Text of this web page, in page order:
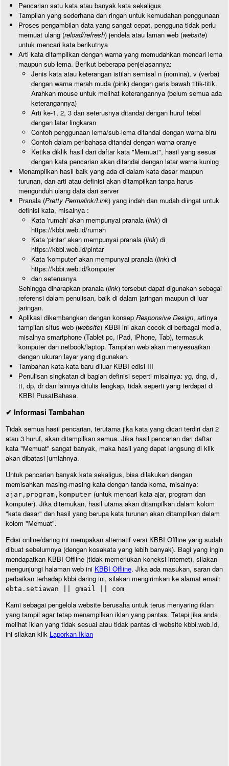
Pencarian satu kata atau banyak kata sekaligus
Tampilan yang sederhana dan ringan untuk kemudahan penggunaan
Proses pengambilan data yang sangat cepat, pengguna tidak perlu
memuat ulang (reload/refresh) jendela atau laman web (website)
untuk mencari kata berikutnya
Arti kata ditampilkan dengan warna yang memudahkan mencari lema
maupun sub lema. Berikut beberapa penjelasannya:
Jenis kata atau keterangan istilah semisal n (nomina), v (verba)
dengan warna merah muda (pink) dengan garis bawah titik-titik.
Arahkan mouse untuk melihat keterangannya (belum semua ada
keterangannya)
Arti ke-1, 2, 3 dan seterusnya ditandai dengan huruf tebal
dengan latar lingkaran
Contoh penggunaan lema/sub-lema ditandai dengan warna biru
Contoh dalam peribahasa ditandai dengan warna oranye
Ketika diklik hasil dari daftar kata "Memuat", hasil yang sesuai
dengan kata pencarian akan ditandai dengan latar warna kuning
Menampilkan hasil baik yang ada di dalam kata dasar maupun
turunan, dan arti atau definisi akan ditampilkan tanpa harus
mengunduh ulang data dari server
Pranala (Pretty Permalink/Link) yang indah dan mudah diingat untuk
definisi kata, misalnya :
Kata 'rumah' akan mempunyai pranala (link) di
https://kbbi.web.id/rumah
Kata 'pintar' akan mempunyai pranala (link) di
https://kbbi.web.id/pintar
Kata 'komputer' akan mempunyai pranala (link) di
https://kbbi.web.id/komputer
dan seterusnya
Sehingga diharapkan pranala (link) tersebut dapat digunakan sebagai
referensi dalam penulisan, baik di dalam jaringan maupun di luar
jaringan.
Aplikasi dikembangkan dengan konsep Responsive Design, artinya
tampilan situs web (website) KBBI ini akan cocok di berbagai media,
misalnya smartphone (Tablet pc, iPad, iPhone, Tab), termasuk
komputer dan netbook/laptop. Tampilan web akan menyesuaikan
dengan ukuran layar yang digunakan.
Tambahan kata-kata baru diluar KBBI edisi III
Penulisan singkatan di bagian definisi seperti misalnya: yg, dng, dl,
tt, dp, dr dan lainnya ditulis lengkap, tidak seperti yang terdapat di
KBBI PusatBahasa.
✔ Informasi Tambahan
Tidak semua hasil pencarian, terutama jika kata yang dicari terdiri dari 2
atau 3 huruf, akan ditampilkan semua. Jika hasil pencarian dari daftar
kata "Memuat" sangat banyak, maka hasil yang dapat langsung di klik
akan dibatasi jumlahnya.
Untuk pencarian banyak kata sekaligus, bisa dilakukan dengan
memisahkan masing-masing kata dengan tanda koma, misalnya:
ajar,program,komputer (untuk mencari kata ajar, program dan
komputer). Jika ditemukan, hasil utama akan ditampilkan dalam kolom
"kata dasar" dan hasil yang berupa kata turunan akan ditampilkan dalam
kolom "Memuat".
Edisi online/daring ini merupakan alternatif versi KBBI Offline yang sudah
dibuat sebelumnya (dengan kosakata yang lebih banyak). Bagi yang ingin
mendapatkan KBBI Offline (tidak memerlukan koneksi internet), silakan
mengunjungi halaman web ini KBBI Offline. Jika ada masukan, saran dan
perbaikan terhadap kbbi daring ini, silakan mengirimkan ke alamat email:
ebta.setiawan || gmail || com
Kami sebagai pengelola website berusaha untuk terus menyaring iklan
yang tampil agar tetap menampilkan iklan yang pantas. Tetapi jika anda
melihat iklan yang tidak sesuai atau tidak pantas di website kbbi.web.id,
ini silakan klik Laporkan Iklan